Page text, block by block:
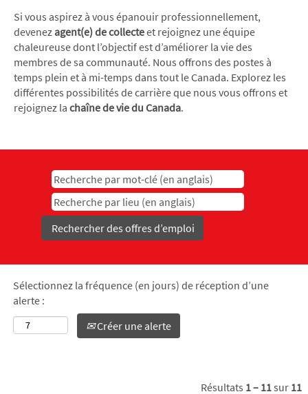
Si vous aspirez à vous épanouir professionnellement,
devenezagent(e) de collecteet rejoignez une équipe
chaleureuse dont l’objectif est d’améliorer la vie des
membres de sa communauté. Nous offrons des postes à
temps plein et à mi-temps dans tout le Canada. Explorez les
différentes possibilités de carrière que nous vous offrons et
rejoignez la chaîne de vie du Canada.
Sélectionnez la fréquence (en jours) de réception d’une
alerte :
Créer une alerte
Résultats 1 – 11sur 11